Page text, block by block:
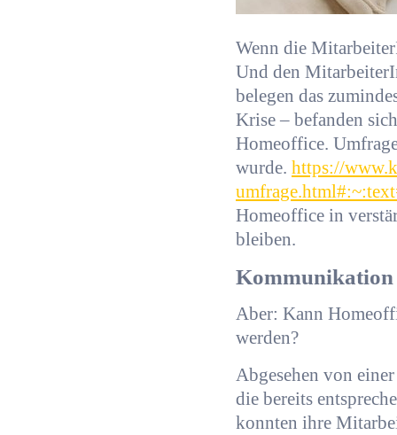
Wenn die
Und den
belegen das
Krise – befanden
Homeoffice.
wurde. https://
Homeoffice in
bleiben.
Kommunikation
Aber: Kann
werden?
Abgesehen von
die bereits
konnten ihre